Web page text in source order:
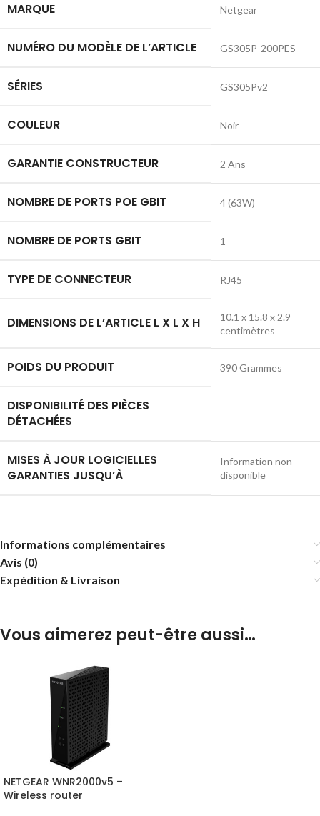
MARQUE ‎Netgear
NUMÉRO DU MODÈLE DE L’ARTICLE ‎GS305P-200PES
SÉRIES ‎GS305Pv2
COULEUR ‎Noir
GARANTIE CONSTRUCTEUR ‎2 Ans
NOMBRE DE PORTS POE GBIT ‎4 (63W)
NOMBRE DE PORTS GBIT ‎1
TYPE DE CONNECTEUR RJ45
DIMENSIONS DE L’ARTICLE L X L X H
‎10.1 x 15.8 x 2.9
centimètres
POIDS DU PRODUIT ‎390 Grammes
DISPONIBILITÉ DES PIÈCES
DÉTACHÉES
MISES À JOUR LOGICIELLES
GARANTIES JUSQU’À
‎Information non
disponible
Informations complémentaires
Avis (0)
Expédition & Livraison
Vous aimerez peut-être aussi…
NETGEAR WNR2000v5 –
Wireless router